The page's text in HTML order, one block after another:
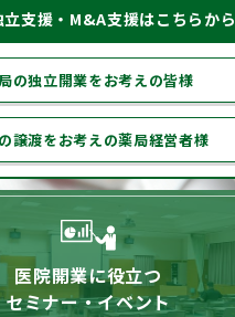
立支援・M&A支援はこちらから
の独立開業をお考えの皆様
譲渡をお考えの薬局経営者様
医院開業に役立つ
セミナー・イベント